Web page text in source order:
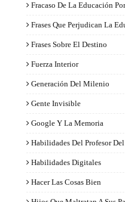
Fracaso De La Educación
Frases Que Perjudican La
Frases Sobre El Destino
Fuerza Interior
Generación Del Milenio
Gente Invisible
Google Y La Memoria
Habilidades Del Profesor
Habilidades Digitales
Hacer Las Cosas Bien